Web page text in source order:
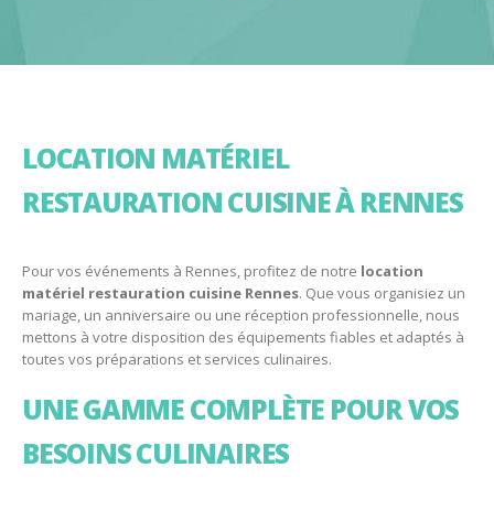
LOCATION MATÉRIEL
RESTAURATION CUISINE À RENNES
Pour vos événements à Rennes, profitez de notre location
matériel restauration cuisine Rennes. Que vous organisiez un
mariage, un anniversaire ou une réception professionnelle, nous
mettons à votre disposition des équipements fiables et adaptés à
toutes vos préparations et services culinaires.
UNE GAMME COMPLÈTE POUR VOS
BESOINS CULINAIRES